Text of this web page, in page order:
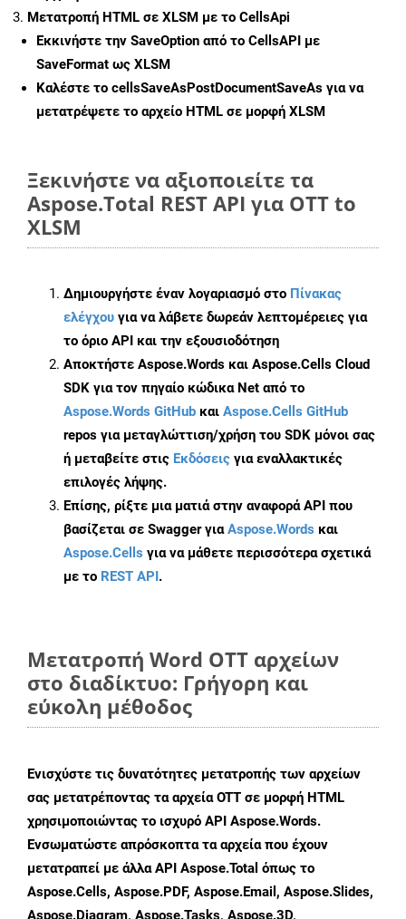
Μετατροπή HTML σε XLSM με το CellsApi
Εκκινήστε την SaveOption από το CellsAPI με
SaveFormat ως XLSM
Καλέστε το cellsSaveAsPostDocumentSaveAs για να
μετατρέψετε το αρχείο HTML σε μορφή XLSM
Ξεκινήστε να αξιοποιείτε τα
Aspose.Total REST API για OTT to
XLSM
Δημιουργήστε έναν λογαριασμό στο Πίνακας
ελέγχου για να λάβετε δωρεάν λεπτομέρειες για
το όριο API και την εξουσιοδότηση
Αποκτήστε Aspose.Words και Aspose.Cells Cloud
SDK για τον πηγαίο κώδικα Net από το
Aspose.Words GitHub και Aspose.Cells GitHub
repos για μεταγλώττιση/χρήση του SDK μόνοι σας
ή μεταβείτε στις Εκδόσεις για εναλλακτικές
επιλογές λήψης.
Επίσης, ρίξτε μια ματιά στην αναφορά API που
βασίζεται σε Swagger γιαAspose.Words και
Aspose.Cells για να μάθετε περισσότερα σχετικά
με το REST API.
Μετατροπή Word OTT αρχείων
στο διαδίκτυο: Γρήγορη και
εύκολη μέθοδος
Ενισχύστε τις δυνατότητες μετατροπής των αρχείων
σας μετατρέποντας τα αρχεία OTT σε μορφή HTML
χρησιμοποιώντας το ισχυρό API Aspose.Words.
Ενσωματώστε απρόσκοπτα τα αρχεία που έχουν
μετατραπεί με άλλα API Aspose.Total όπως το
Aspose.Cells, Aspose.PDF, Aspose.Email, Aspose.Slides,
Aspose.Diagram, Aspose.Tasks, Aspose.3D,